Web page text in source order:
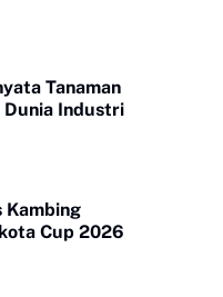
Tanaman
Dunia Industri
Kambing
Cup 2026